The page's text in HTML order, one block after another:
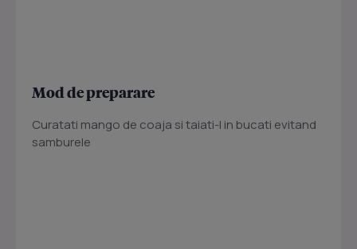
Mod de preparare
Curatati mango de coaja si taiati-l in bucati evitand
samburele